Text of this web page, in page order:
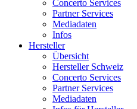
Concerto Services
Partner Services
Mediadaten
Infos
Hersteller
Übersicht
Hersteller Schweiz
Concerto Services
Partner Services
Mediadaten